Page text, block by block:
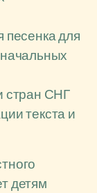
песенка для
стран СНГ
текста и
детям